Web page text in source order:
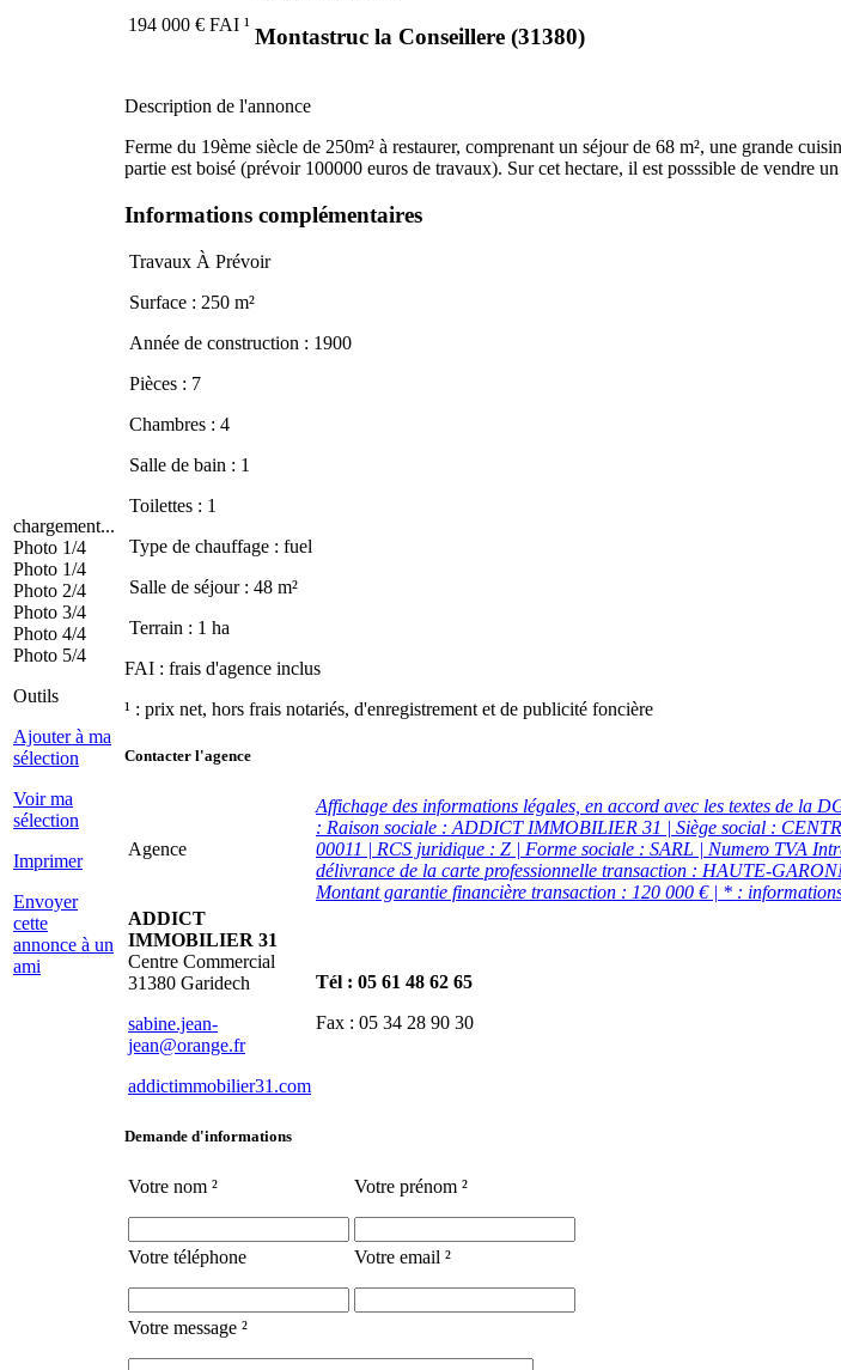
chargement...
Photo 1/4
Photo 1/4
Photo 2/4
Photo 3/4
Photo 4/4
Photo 5/4
Outils
Ajouter à ma
sélection
Voir ma
sélection
Imprimer
Envoyer
cette
annonce à un
ami
194 000 € FAI ¹ Montastruc la Conseillere (31380)
Description de l'annonce
Ferme du 19ème siècle de 250m² à restaurer, comprenant un séjour de 68 m², une grande
partie est boisé (prévoir 100000 euros de travaux). Sur cet hectare, il est posssible de vendre
Informations complémentaires
Travaux À Prévoir
Surface : 250 m²
Année de construction : 1900
Pièces : 7
Chambres : 4
Salle de bain : 1
Toilettes : 1
Type de chauffage : fuel
Salle de séjour : 48 m²
Terrain : 1 ha
FAI : frais d'agence inclus
¹ : prix net, hors frais notariés, d'enregistrement et de publicité foncière
Contacter l'agence
Agence
Affichage des informations légales, en accord avec les textes de la
: Raison sociale : ADDICT IMMOBILIER 31 | Siège social :
00011 | RCS juridique : Z | Forme sociale : SARL | Numero TVA
délivrance de la carte professionnelle transaction : HAUTE-
Montant garantie financière transaction : 120 000 € | * :
ADDICT
IMMOBILIER 31
Centre Commercial
31380 Garidech
sabine.jean-
jean@orange.fr
addictimmobilier31.com
Tél : 05 61 48 62 65
Fax : 05 34 28 90 30
Demande d'informations
Votre nom ² Votre prénom ²
Votre téléphone Votre email ²
Votre message ²